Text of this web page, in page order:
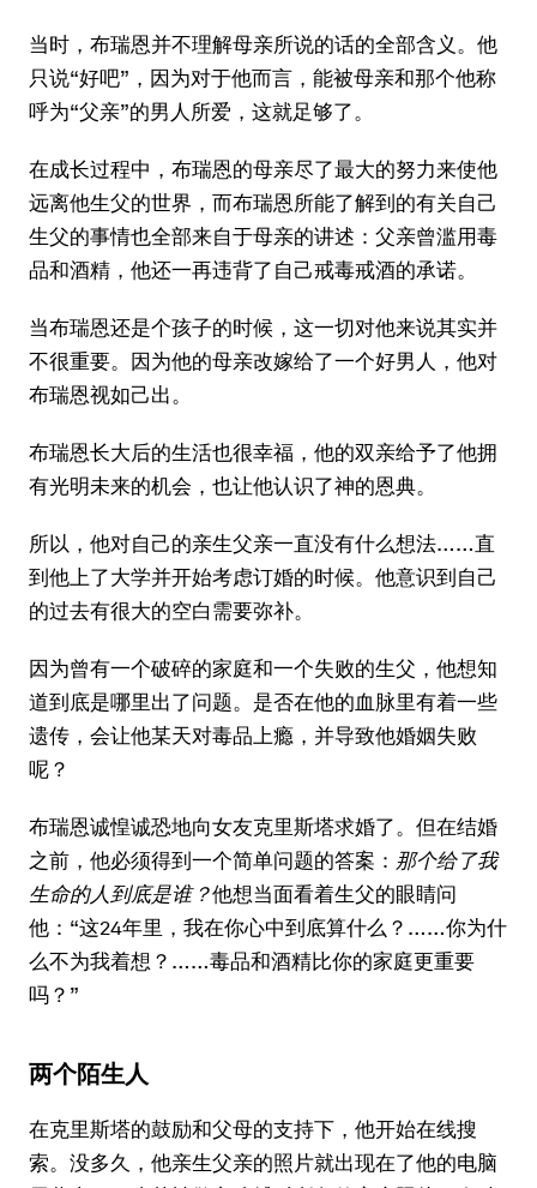
当时，布瑞恩并不理解母亲所说的话的全部含义。他
只说“好吧”，因为对于他而言，能被母亲和那个他称
呼为“父亲”的男人所爱，这就足够了。
在成长过程中，布瑞恩的母亲尽了最大的努力来使他
远离他生父的世界，而布瑞恩所能了解到的有关自己
生父的事情也全部来自于母亲的讲述：父亲曾滥用毒
品和酒精，他还一再违背了自己戒毒戒酒的承诺。
当布瑞恩还是个孩子的时候，这一切对他来说其实并
不很重要。因为他的母亲改嫁给了一个好男人，他对
布瑞恩视如己出。
布瑞恩长大后的生活也很幸福，他的双亲给予了他拥
有光明未来的机会，也让他认识了神的恩典。
所以，他对自己的亲生父亲一直没有什么想法……直
到他上了大学并开始考虑订婚的时候。他意识到自己
的过去有很大的空白需要弥补。
因为曾有一个破碎的家庭和一个失败的生父，他想知
道到底是哪里出了问题。是否在他的血脉里有着一些
遗传，会让他某天对毒品上瘾，并导致他婚姻失败
呢？
布瑞恩诚惶诚恐地向女友克里斯塔求婚了。但在结婚
之前，他必须得到一个简单问题的答案： 那个给了我
生命的人到底是谁？他想当面看着生父的眼睛问
他：“这24年里，我在你心中到底算什么？……你为什
么不为我着想？……毒品和酒精比你的家庭更重要
吗？”
两个陌生人
在克里斯塔的鼓励和父母的支持下，他开始在线搜
索。没多久，他亲生父亲的照片就出现在了他的电脑